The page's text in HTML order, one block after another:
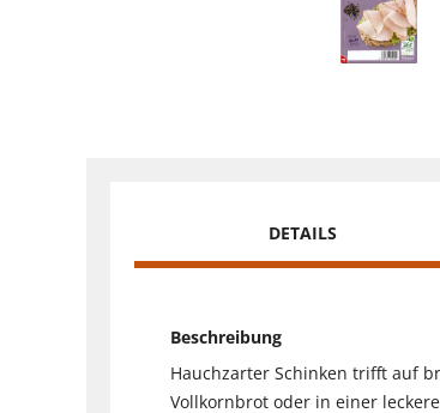
DETAILS
Beschreibung
Hauchzarter Schinken trifft auf
Vollkornbrot oder in einer